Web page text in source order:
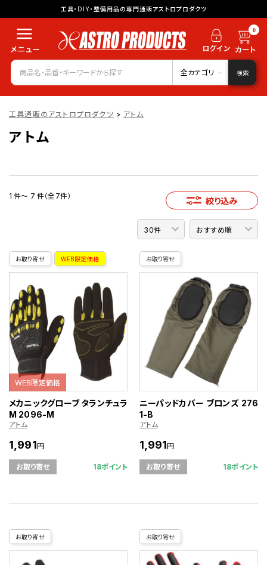
工具・DIY・整備用品の専門通販アストロプロダクツ
0
全カテゴリ 検索
工具通販のアストロプロダクツ > アトム
アトム
1 件～ 7 件（全7件） 絞り込み
お取り寄せ WEB限定価格
WEB限定価格
メカニックグローブ タランチュラ
М 2096-M
アトム
1,991円
お取り寄せ 18ポイント
お取り寄せ
ニーパッドカバー ブロンズ 276
1-B
アトム
1,991円
お取り寄せ 18ポイント
お取り寄せ お取り寄せ